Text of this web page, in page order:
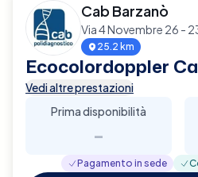
Cab Barzanò
Via 4 Novembre 26 -
25.2 km
Ecocolordoppler
Vedi altre prestazioni
Prima disponibilità
-
Pagamento in sede